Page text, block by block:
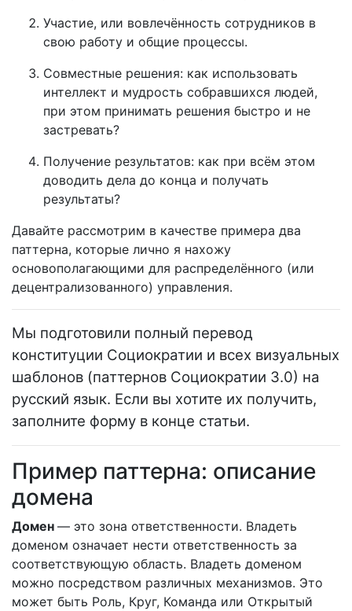
Участие, или вовлечённость сотрудников в
свою работу и общие процессы.
Совместные решения: как использовать
интеллект и мудрость собравшихся людей,
при этом принимать решения быстро и не
застревать?
Получение результатов: как при всём этом
доводить дела до конца и получать
результаты?
Давайте рассмотрим в качестве примера два
паттерна, которые лично я нахожу
основополагающими для распределённого (или
децентрализованного) управления.
Мы подготовили полный перевод
конституции Социократии и всех визуальных
шаблонов (паттернов Социократии 3.0) на
русский язык. Если вы хотите их получить,
заполните форму в конце статьи.
Пример паттерна: описание
домена
Домен — это зона ответственности. Владеть
доменом означает нести ответственность за
соответствующую область. Владеть доменом
можно посредством различных механизмов. Это
может быть Роль, Круг, Команда или Открытый